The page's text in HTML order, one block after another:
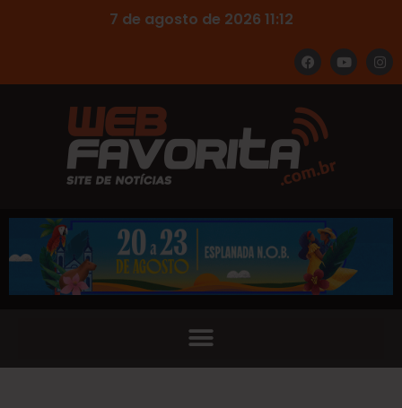
7 de agosto de 2026 11:12